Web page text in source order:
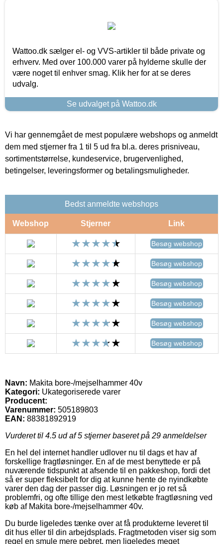
Wattoo.dk sælger el- og VVS-artikler til både private og
erhverv. Med over 100.000 varer på hylderne skulle der
være noget til enhver smag. Klik her for at se deres
udvalg.
Se udvalget på Wattoo.dk
Vi har gennemgået de mest populære webshops og anmeldt
dem med stjerner fra 1 til 5 ud fra bl.a. deres prisniveau,
sortimentstørrelse, kundeservice, brugervenlighed,
betingelser, leveringsformer og betalingsmuligheder.
Bedst anmeldte webshops
Webshop Stjerner Link
Besøg webshop
Besøg webshop
Besøg webshop
Besøg webshop
Besøg webshop
Besøg webshop
Navn: Makita bore-/mejselhammer 40v
Kategori: Ukategoriserede varer
Producent:
Varenummer: 505189803
EAN: 88381892919
Vurderet til 4.5 ud af 5 stjerner baseret på 29 anmeldelser
En hel del internet handler udlover nu til dags et hav af
forskellige fragtløsninger. En af de mest benyttede er på
nuværende tidspunkt at afsende til en pakkeshop, fordi det
så er super fleksibelt for dig at kunne hente de nyindkøbte
varer den dag der passer dig. Løsningen er jo ret så
problemfri, og ofte tillige den mest letkøbte fragtløsning ved
køb af Makita bore-/mejselhammer 40v.
Du burde ligeledes tænke over at få produkterne leveret til
dit hus eller til din arbejdsplads. Fragtmetoden viser sig som
regel en smule mere pebret, men ligeledes meget